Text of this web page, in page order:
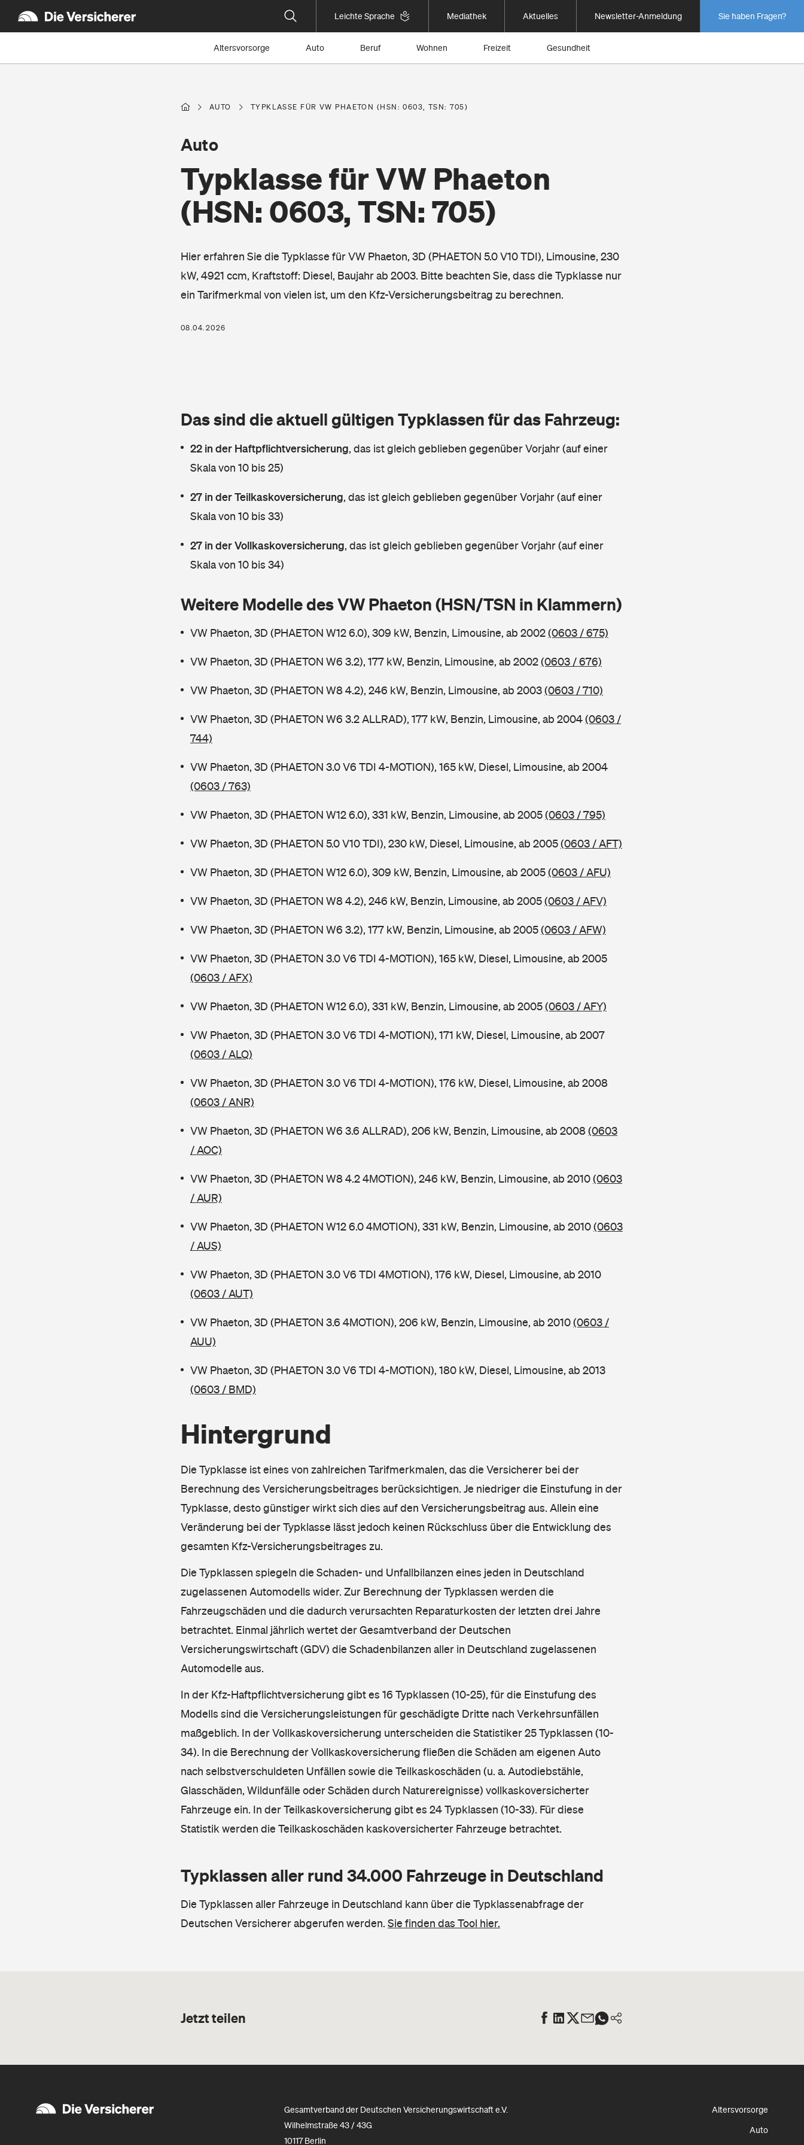
Leichte Sprache Mediathek Aktuelles Newsletter-Anmeldung Sie haben Fragen?
Altersvorsorge Auto Beruf Wohnen Freizeit Gesundheit
AUTO TYPKLASSE FÜR VW PHAETON (HSN: 0603, TSN: 705)
Typklasse für VW Phaeton
(HSN: 0603, TSN: 705)
Auto
Hier erfahren Sie die Typklasse für VW Phaeton, 3D (PHAETON 5.0 V10 TDI), Limousine, 230
kW, 4921 ccm, Kraftstoff: Diesel, Baujahr ab 2003. Bitte beachten Sie, dass die Typklasse nur
ein Tarifmerkmal von vielen ist, um den Kfz-Versicherungsbeitrag zu berechnen.
08.04.2026
Das sind die aktuell gültigen Typklassen für das Fahrzeug:
22 in der Haftpflichtversicherung, das ist gleich geblieben gegenüber Vorjahr (auf einer
Skala von 10 bis 25)
27 in der Teilkaskoversicherung, das ist gleich geblieben gegenüber Vorjahr (auf einer
Skala von 10 bis 33)
27 in der Vollkaskoversicherung, das ist gleich geblieben gegenüber Vorjahr (auf einer
Skala von 10 bis 34)
Weitere Modelle des VW Phaeton (HSN/TSN in Klammern)
VW Phaeton, 3D (PHAETON W12 6.0), 309 kW, Benzin, Limousine, ab 2002(0603 / 675)
VW Phaeton, 3D (PHAETON W6 3.2), 177 kW, Benzin, Limousine, ab 2002(0603 / 676)
VW Phaeton, 3D (PHAETON W8 4.2), 246 kW, Benzin, Limousine, ab 2003(0603 / 710)
VW Phaeton, 3D (PHAETON W6 3.2 ALLRAD), 177 kW, Benzin, Limousine, ab 2004(0603 /
744)
VW Phaeton, 3D (PHAETON 3.0 V6 TDI 4-MOTION), 165 kW, Diesel, Limousine, ab 2004
(0603 / 763)
VW Phaeton, 3D (PHAETON W12 6.0), 331 kW, Benzin, Limousine, ab 2005(0603 / 795)
VW Phaeton, 3D (PHAETON 5.0 V10 TDI), 230 kW, Diesel, Limousine, ab 2005(0603 / AFT)
VW Phaeton, 3D (PHAETON W12 6.0), 309 kW, Benzin, Limousine, ab 2005(0603 / AFU)
VW Phaeton, 3D (PHAETON W8 4.2), 246 kW, Benzin, Limousine, ab 2005(0603 / AFV)
VW Phaeton, 3D (PHAETON W6 3.2), 177 kW, Benzin, Limousine, ab 2005(0603 / AFW)
VW Phaeton, 3D (PHAETON 3.0 V6 TDI 4-MOTION), 165 kW, Diesel, Limousine, ab 2005
(0603 / AFX)
VW Phaeton, 3D (PHAETON W12 6.0), 331 kW, Benzin, Limousine, ab 2005(0603 / AFY)
VW Phaeton, 3D (PHAETON 3.0 V6 TDI 4-MOTION), 171 kW, Diesel, Limousine, ab 2007
(0603 / ALQ)
VW Phaeton, 3D (PHAETON 3.0 V6 TDI 4-MOTION), 176 kW, Diesel, Limousine, ab 2008
(0603 / ANR)
VW Phaeton, 3D (PHAETON W6 3.6 ALLRAD), 206 kW, Benzin, Limousine, ab 2008(0603
/ AOC)
VW Phaeton, 3D (PHAETON W8 4.2 4MOTION), 246 kW, Benzin, Limousine, ab 2010(0603
/ AUR)
VW Phaeton, 3D (PHAETON W12 6.0 4MOTION), 331 kW, Benzin, Limousine, ab 2010(0603
/ AUS)
VW Phaeton, 3D (PHAETON 3.0 V6 TDI 4MOTION), 176 kW, Diesel, Limousine, ab 2010
(0603 / AUT)
VW Phaeton, 3D (PHAETON 3.6 4MOTION), 206 kW, Benzin, Limousine, ab 2010(0603 /
AUU)
VW Phaeton, 3D (PHAETON 3.0 V6 TDI 4-MOTION), 180 kW, Diesel, Limousine, ab 2013
(0603 / BMD)
Hintergrund
Die Typklasse ist eines von zahlreichen Tarifmerkmalen, das die Versicherer bei der
Berechnung des Versicherungsbeitrages berücksichtigen. Je niedriger die Einstufung in der
Typklasse, desto günstiger wirkt sich dies auf den Versicherungsbeitrag aus. Allein eine
Veränderung bei der Typklasse lässt jedoch keinen Rückschluss über die Entwicklung des
gesamten Kfz-Versicherungsbeitrages zu.
Die Typklassen spiegeln die Schaden- und Unfallbilanzen eines jeden in Deutschland
zugelassenen Automodells wider. Zur Berechnung der Typklassen werden die
Fahrzeugschäden und die dadurch verursachten Reparaturkosten der letzten drei Jahre
betrachtet. Einmal jährlich wertet der Gesamtverband der Deutschen
Versicherungswirtschaft (GDV) die Schadenbilanzen aller in Deutschland zugelassenen
Automodelle aus.
In der Kfz-Haftpflichtversicherung gibt es 16 Typklassen (10-25), für die Einstufung des
Modells sind die Versicherungsleistungen für geschädigte Dritte nach Verkehrsunfällen
maßgeblich. In der Vollkaskoversicherung unterscheiden die Statistiker 25 Typklassen (10-
34). In die Berechnung der Vollkaskoversicherung fließen die Schäden am eigenen Auto
nach selbstverschuldeten Unfällen sowie die Teilkaskoschäden (u. a. Autodiebstähle,
Glasschäden, Wildunfälle oder Schäden durch Naturereignisse) vollkaskoversicherter
Fahrzeuge ein. In der Teilkaskoversicherung gibt es 24 Typklassen (10-33). Für diese
Statistik werden die Teilkaskoschäden kaskoversicherter Fahrzeuge betrachtet.
Typklassen aller rund 34.000 Fahrzeuge in Deutschland
Die Typklassen aller Fahrzeuge in Deutschland kann über die Typklassenabfrage der
Deutschen Versicherer abgerufen werden. Sie finden das Tool hier.
Jetzt teilen
Gesamtverband der Deutschen Versicherungswirtschaft e.V.
Wilhelmstraße 43 / 43G
10117 Berlin
Altersvorsorge
Auto